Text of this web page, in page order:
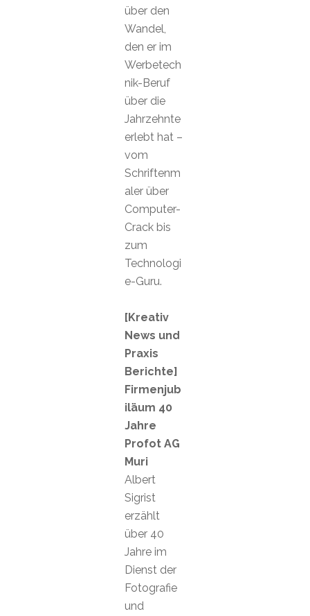
über den
Wandel,
den er im
Werbetech
nik-Beruf
über die
Jahrzehnte
erlebt hat –
vom
Schriftenm
aler über
Computer-
Crack bis
zum
Technologi
e-Guru.
[Kreativ
News und
Praxis
Berichte]
Firmenjub
iläum 40
Jahre
Profot AG
Muri
Albert
Sigrist
erzählt
über 40
Jahre im
Dienst der
Fotografie
und